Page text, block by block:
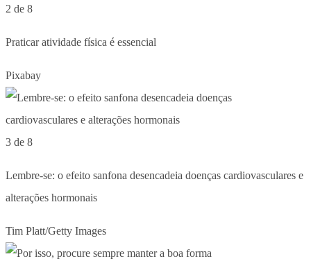
2 de 8
Praticar atividade física é essencial
Pixabay
3 de 8
Lembre-se: o efeito sanfona desencadeia doenças cardiovasculares e
alterações hormonais
Tim Platt/Getty Images